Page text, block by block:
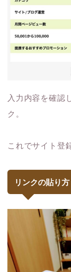
入力内容を確認
ク。
これでサイト登
リンクの貼り方